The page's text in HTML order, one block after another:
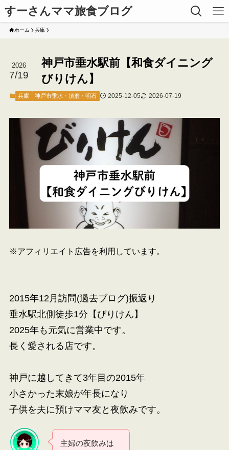
すーさんママ旅食ブログ
ホーム 兵庫
神戸市垂水駅前【和食ダイニング
びりけん】
2026
7/19
兵庫 神戸市垂水・須磨・明石 2025-12-05 2026-07-19
※アフィリエイト広告を利用しています。
2015年12月訪問(過去ブログ)振返り
垂水駅北側徒歩1分【びりけん】
2025年も元気に営業中です。
長く愛される店です。
神戸に越してきて3年目の2015年
小さかった末娘が年長になり
子供を夫に預けママ友と夜飲みです。
主婦の夜飲みは